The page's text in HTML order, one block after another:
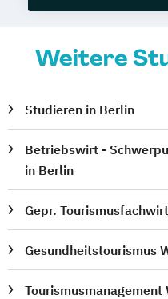
Weitere
Studieren in Berlin
Betriebswirt -
in Berlin
Gepr.
Gesundheitstourismus